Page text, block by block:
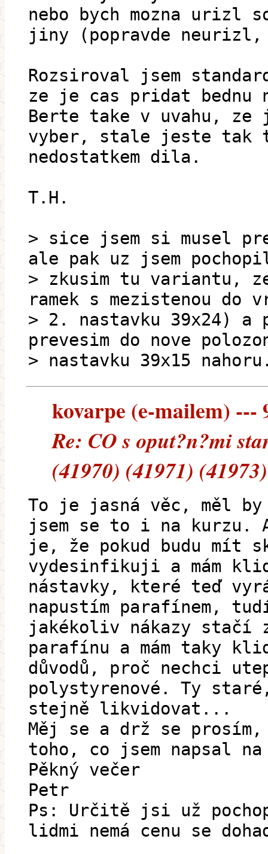
nebo bych mozna urizl
jiny (popravde neurizl,
Rozsiroval jsem
ze je cas pridat bednu
Berte take v uvahu, ze
vyber, stale jeste tak
nedostatkem dila.
T.H.
> sice jsem si musel
ale pak uz jsem
> zkusim tu variantu,
ramek s mezistenou do
> 2. nastavku 39x24) a
prevesim do nove
> nastavku 39x15
kovarpe (e-mailem) ---
Re: CO s oput?n?mi
(41970) (41971)
To je jasná věc, měl
jsem se to i na kurzu.
je, že pokud budu mít
vydesinfikuji a mám
nástavky, které teď
napustím parafínem,
jakékoliv nákazy stačí
parafínu a mám taky
důvodů, proč nechci
polystyrenové. Ty
stejně likvidovat...
Měj se a drž se
toho, co jsem napsal
Pěkný večer
Petr
Ps: Určitě jsi už
lidmi nemá cenu se